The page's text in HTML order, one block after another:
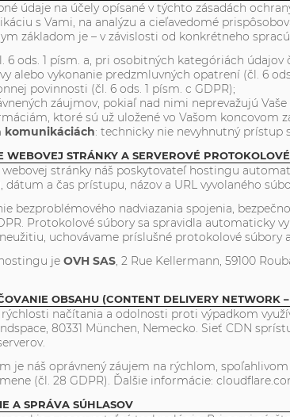
údaje na účely opísané v týchto zásadách
s Vami, na analýzu a cieľavedomé
základom je – v závislosti od konkrétneho
6 ods. 1 písm. a, pri osobitných kategóriách údajov
alebo vykonanie predzmluvných opatrení (čl. 6
povinnosti (čl. 6 ods. 1 písm. c GDPR);
záujmov, pokiaľ nad nimi neprevažujú Vaše
ktoré sú už uložené vo Vašom koncovom
komunikáciách: technicky nie nevyhnutný prístup
WEBOVEJ STRÁNKY A SERVEROVÉ
webovej stránky náš poskytovateľ hostingu
dátum a čas prístupu, názov a URL vyvolaného
bezproblémového nadviazania spojenia,
Protokolové súbory sa spravidla automaticky
uchovávame príslušné protokolové súbory
je OVH SAS, 2 Rue Kellermann, 59100
OBSAHU (CONTENT DELIVERY NETWORK
načítania a odolnosti proti výpadkom
80331 München, Nemecko. Sieť CDN
je náš oprávnený záujem na rýchlom,
(čl. 28 GDPR). Ďalšie informácie:
A SPRÁVA SÚHLASOV